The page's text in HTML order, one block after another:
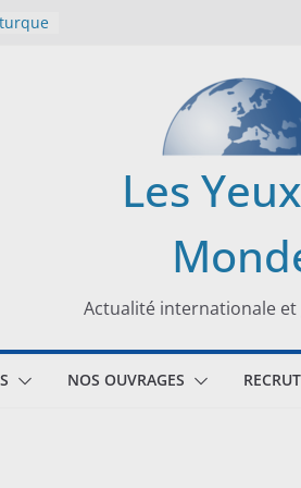
Les
Actualité internationale
NOS OUVRAGES